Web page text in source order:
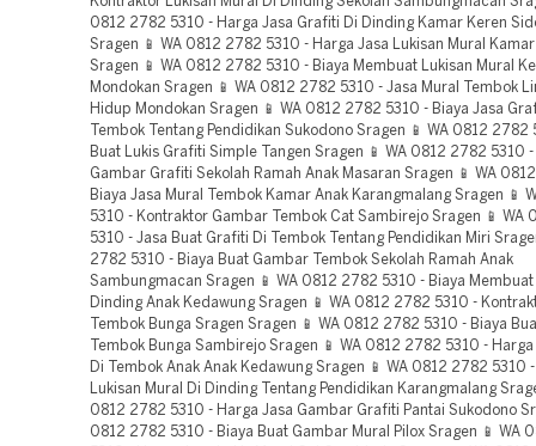
0812 2782 5310 - Harga Jasa Grafiti Di Dinding Kamar Keren
Sragen 📱 WA 0812 2782 5310 - Harga Jasa Lukisan Mural
Sragen 📱 WA 0812 2782 5310 - Biaya Membuat Lukisan Mural
Mondokan Sragen 📱 WA 0812 2782 5310 - Jasa Mural Tembok
Hidup Mondokan Sragen 📱 WA 0812 2782 5310 - Biaya Jasa
Tembok Tentang Pendidikan Sukodono Sragen 📱 WA 0812 2782
Buat Lukis Grafiti Simple Tangen Sragen 📱 WA 0812 2782 5310 -
Gambar Grafiti Sekolah Ramah Anak Masaran Sragen 📱 WA
Biaya Jasa Mural Tembok Kamar Anak Karangmalang Sragen 📱
5310 - Kontraktor Gambar Tembok Cat Sambirejo Sragen 📱 WA
5310 - Jasa Buat Grafiti Di Tembok Tentang Pendidikan Miri
2782 5310 - Biaya Buat Gambar Tembok Sekolah Ramah Anak
Sambungmacan Sragen 📱 WA 0812 2782 5310 - Biaya
Dinding Anak Kedawung Sragen 📱 WA 0812 2782 5310 -
Tembok Bunga Sragen Sragen 📱 WA 0812 2782 5310 - Biaya
Tembok Bunga Sambirejo Sragen 📱 WA 0812 2782 5310 -
Di Tembok Anak Anak Kedawung Sragen 📱 WA 0812 2782 5310
Lukisan Mural Di Dinding Tentang Pendidikan Karangmalang
0812 2782 5310 - Harga Jasa Gambar Grafiti Pantai Sukodono
0812 2782 5310 - Biaya Buat Gambar Mural Pilox Sragen 📱 WA